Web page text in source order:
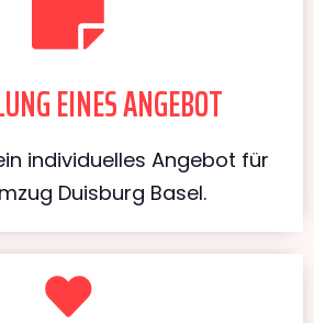
EINES ANGEBOT
individuelles Angebot für
Duisburg Basel.